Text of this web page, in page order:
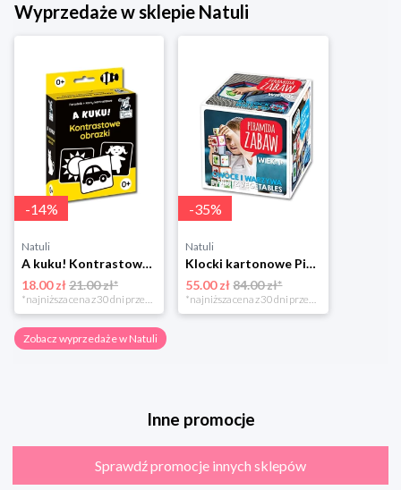
Wyprzedaże w sklepie Natuli
-14%
Natuli
A kuku! Kontrastowe obrazki. Karty kontrastowe + poradnik 0+ Edgard
18.00 zł21.00 zł*
*najniższa cena z 30 dni przed obniżką
-35%
Natuli
Klocki kartonowe Piramida Zabaw. Owoce i Warzywa Piramida zabaw
55.00 zł 84.00 zł*
*najniższa cena z 30 dni przed obniżką
Zobacz wyprzedaże w Natuli
Inne promocje
Sprawdź promocje innych sklepów